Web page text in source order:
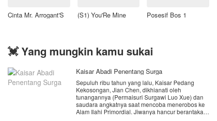
Cinta Mr. Arrogant'S (S1) You'Re Mine Posesif Bos 1
💓 Yang mungkin kamu sukai
Kaisar Abadi Penentang Surga
Sepuluh ribu tahun yang lalu, Kaisar Pedang
Kekosongan, Jian Chen, dikhianati oleh
tunangannya (Permaisuri Surgawi Luo Xue) dan
saudara angkatnya saat mencoba menerobos ke
Alam Ilahi Primordial. Jiwanya hancur berantakan.